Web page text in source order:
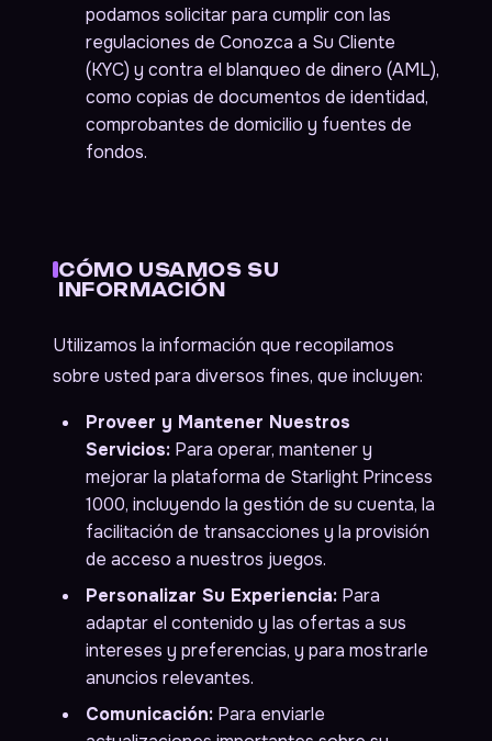
podamos solicitar para cumplir con las
regulaciones de Conozca a Su Cliente
(KYC) y contra el blanqueo de dinero (AML),
como copias de documentos de identidad,
comprobantes de domicilio y fuentes de
fondos.
CÓMO USAMOS SU
INFORMACIÓN
Utilizamos la información que recopilamos
sobre usted para diversos fines, que incluyen:
Proveer y Mantener Nuestros
Servicios: Para operar, mantener y
mejorar la plataforma de Starlight Princess
1000, incluyendo la gestión de su cuenta, la
facilitación de transacciones y la provisión
de acceso a nuestros juegos.
Personalizar Su Experiencia: Para
adaptar el contenido y las ofertas a sus
intereses y preferencias, y para mostrarle
anuncios relevantes.
Comunicación: Para enviarle